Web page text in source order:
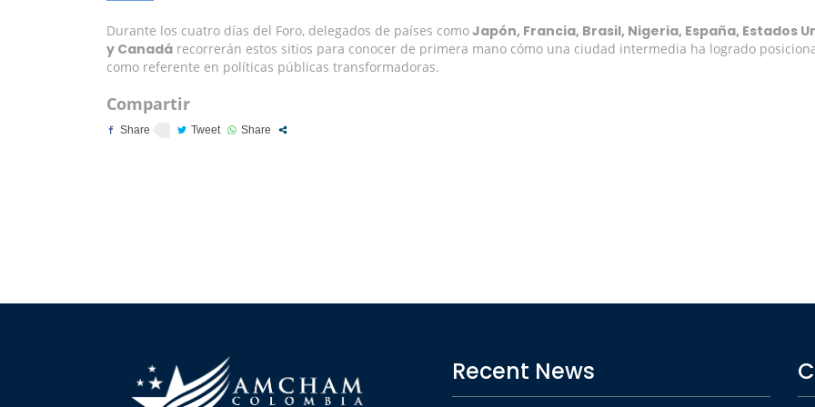
Durante los cuatro días del Foro, delegados de países comoJapón, Francia, Brasil, Nigeria, España, Estados
y Canadá recorrerán estos sitios para conocer de primera mano cómo una ciudad intermedia ha logrado
como referente en políticas públicas transformadoras.
Compartir
Recent News